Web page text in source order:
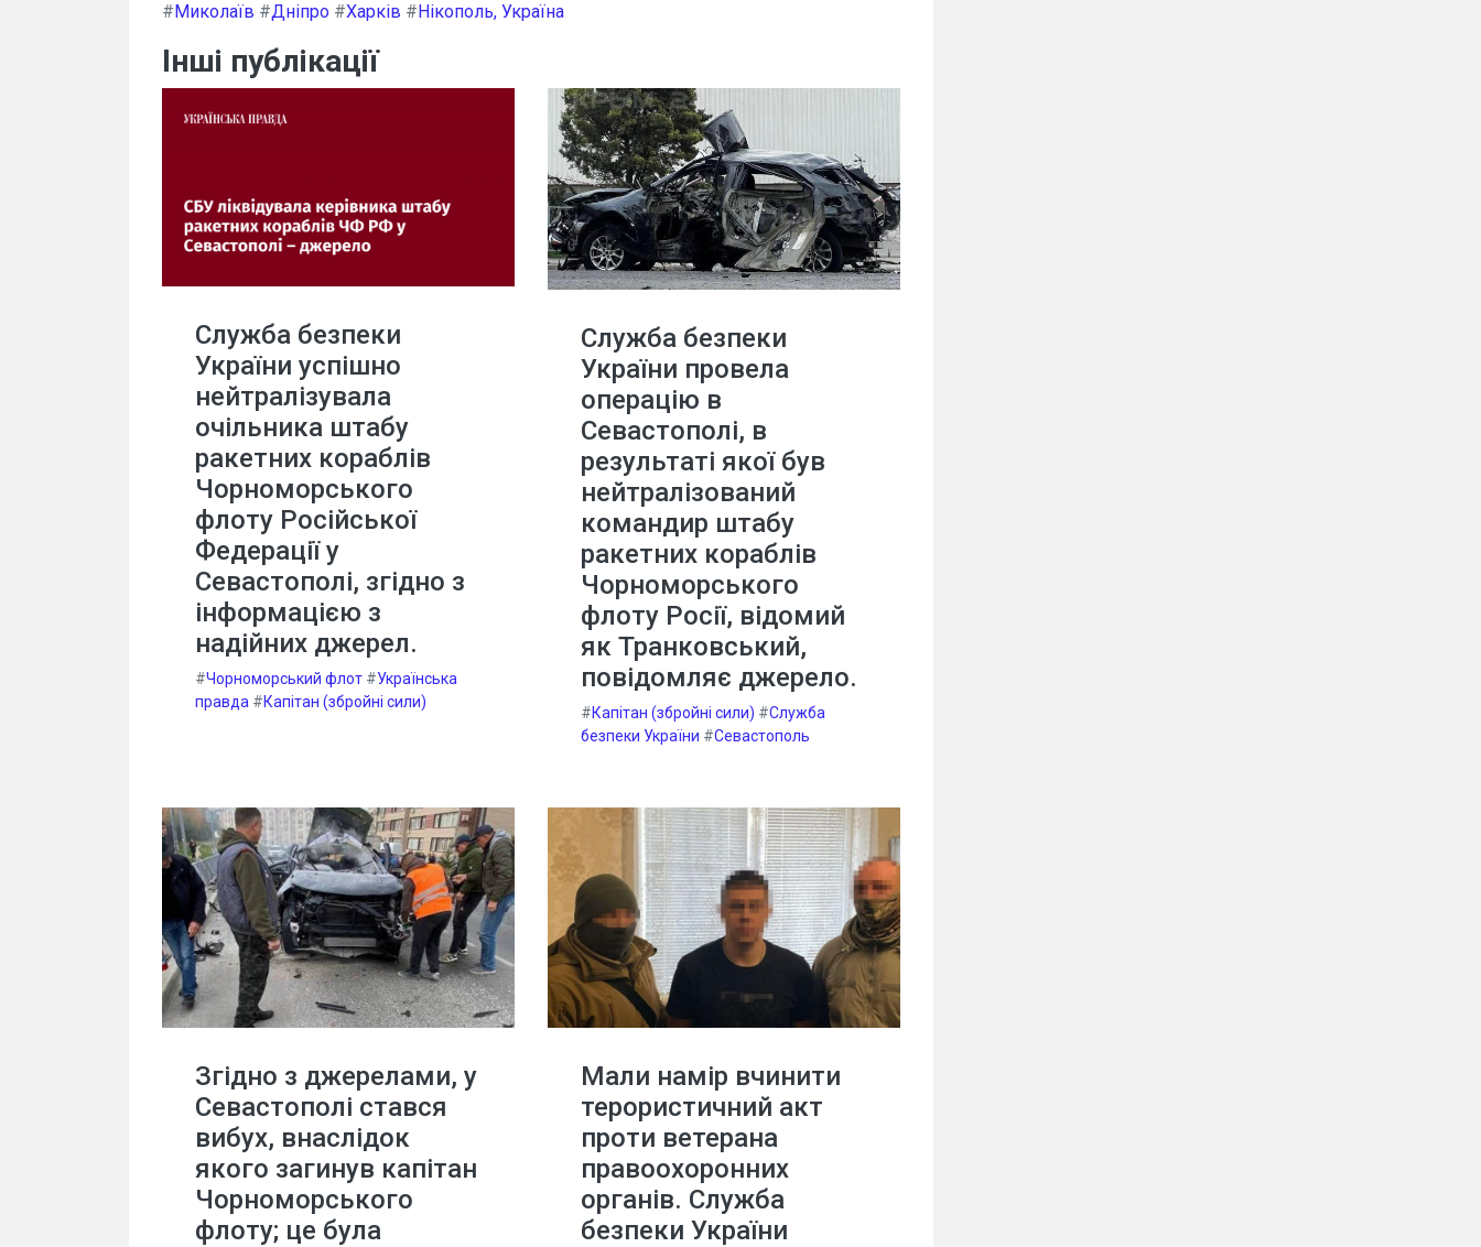
# Миколаїв #Дніпро #Харків # Нікополь, Україна
Інші публікації
Служба безпеки
України успішно
нейтралізувала
очільника штабу
ракетних кораблів
Чорноморського
флоту Російської
Федерації у
Севастополі, згідно з
інформацією з
надійних джерел.
#Чорноморський флот #Українська
правда #Капітан (збройні сили)
Служба безпеки
України провела
операцію в
Севастополі, в
результаті якої був
нейтралізований
командир штабу
ракетних кораблів
Чорноморського
флоту Росії, відомий
як Транковський,
повідомляє джерело.
#Капітан (збройні сили) #Служба
безпеки України #Севастополь
Згідно з джерелами, у
Севастополі стався
вибух, внаслідок
якого загинув капітан
Чорноморського
флоту; це була
Мали намір вчинити
терористичний акт
проти ветерана
правоохоронних
органів. Служба
безпеки України